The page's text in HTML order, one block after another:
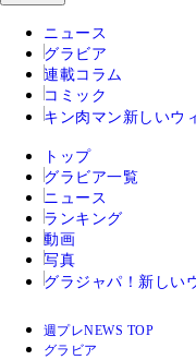
ニュース
グラビア
連載コラム
コミック
キン肉マン 新しいウ
トップ
グラビア一覧
ニュース
ランキング
動画
写真
グラジャパ！ 新しい
週プレNEWS TOP
グラビア